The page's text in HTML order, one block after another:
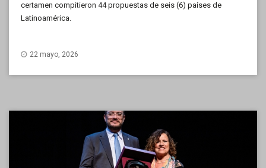
certamen compitieron 44 propuestas de seis (6) países de
Latinoamérica.
22 mayo, 2026